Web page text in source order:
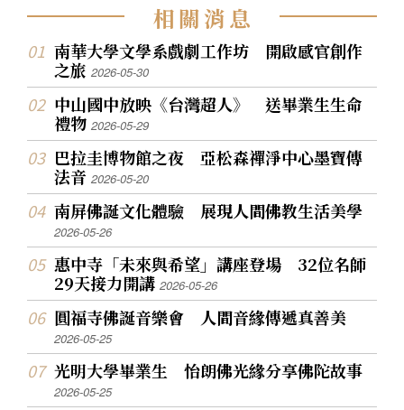
相關消息
南華大學文學系戲劇工作坊 開啟感官創作
之旅2026-05-30
中山國中放映《台灣超人》 送畢業生生命
禮物2026-05-29
巴拉圭博物館之夜 亞松森禪淨中心墨寶傳
法音2026-05-20
南屏佛誕文化體驗 展現人間佛教生活美學
2026-05-26
惠中寺「未來與希望」講座登場 32位名師
29天接力開講2026-05-26
圓福寺佛誕音樂會 人間音緣傳遞真善美
2026-05-25
光明大學畢業生 怡朗佛光緣分享佛陀故事
2026-05-25